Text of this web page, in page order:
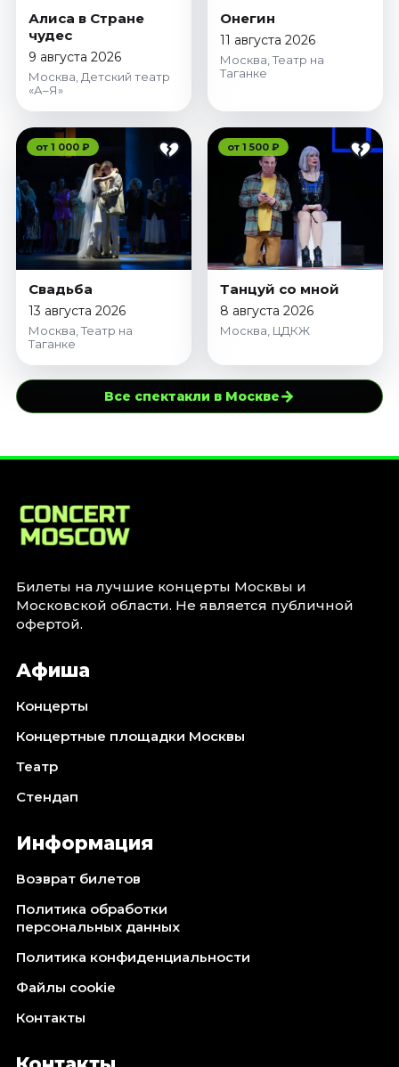
Алиса в Стране
чудес
9 августа 2026
Москва, Детский театр
«А–Я»
Онегин
11 августа 2026
Москва, Театр на
Таганке
от 1 000 ₽
Свадьба
13 августа 2026
Москва, Театр на
Таганке
от 1 500 ₽
Танцуй со мной
8 августа 2026
Москва, ЦДКЖ
Все спектакли в Москве→
Билеты на лучшие концерты Москвы и
Московской области. Не является публичной
офертой.
Афиша
Концерты
Концертные площадки Москвы
Театр
Стендап
Информация
Возврат билетов
Политика обработки
персональных данных
Политика конфиденциальности
Файлы cookie
Контакты